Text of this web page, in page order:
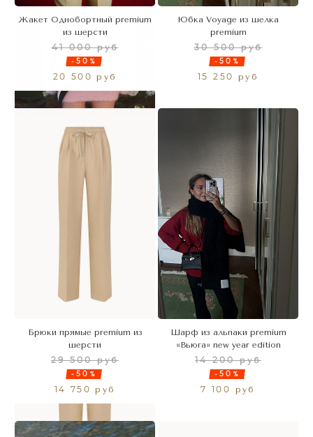
Жакет Однобортный premium
из шерсти
41 000 руб
-50%
20 500 руб
Юбка Voyage из шелка
premium
30 500 руб
-50%
15 250 руб
Брюки прямые premium из
шерсти
29 500 руб
-50%
14 750 руб
Шарф из альпаки premium
«Вьюга» new year edition
14 200 руб
-50%
7 100 руб